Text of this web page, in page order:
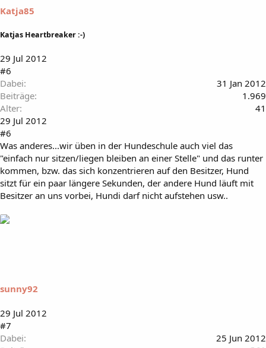
Katja85
Katjas Heartbreaker :-)
29 Jul 2012
#6
Dabei
31 Jan 2012
Beiträge
1.969
Alter
41
29 Jul 2012
#6
Was anderes...wir üben in der Hundeschule auch viel das
"einfach nur sitzen/liegen bleiben an einer Stelle" und das runter
kommen, bzw. das sich konzentrieren auf den Besitzer, Hund
sitzt für ein paar längere Sekunden, der andere Hund läuft mit
Besitzer an uns vorbei, Hundi darf nicht aufstehen usw..
sunny92
29 Jul 2012
#7
Dabei
25 Jun 2012